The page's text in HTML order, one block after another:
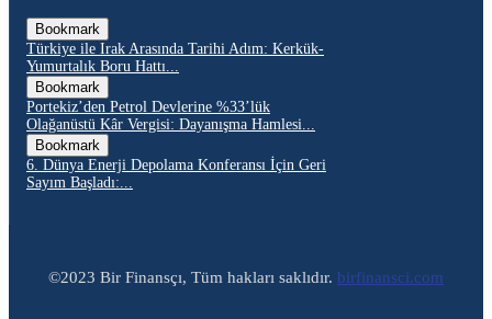
Bookmark
Türkiye ile Irak Arasında Tarihi Adım: Kerkük-
Yumurtalık Boru Hattı...
Bookmark
Portekiz’den Petrol Devlerine %33’lük
Olağanüstü Kâr Vergisi: Dayanışma Hamlesi...
Bookmark
6. Dünya Enerji Depolama Konferansı İçin Geri
Sayım Başladı:...
©2023 Bir Finansçı, Tüm hakları saklıdır. birfinansci.com